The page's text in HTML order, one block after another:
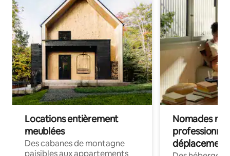
Locations entièrement
meublées
Des cabanes de montagne
Nomades
déplacement